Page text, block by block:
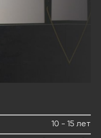
10 - 15 лет